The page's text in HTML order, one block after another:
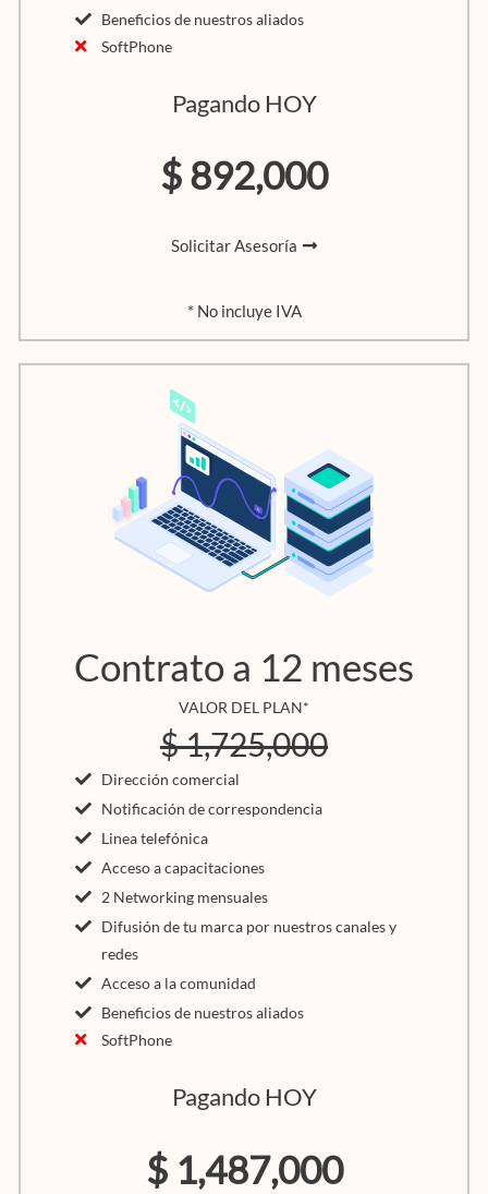
Beneficios de nuestros aliados
SoftPhone
Pagando HOY
$ 892,000
Solicitar Asesoría
* No incluye IVA
Contrato a 12 meses
VALOR DEL PLAN*
$ 1,725,000
Dirección comercial
Notificación de correspondencia
Linea telefónica
Acceso a capacitaciones
2 Networking mensuales
Difusión de tu marca por nuestros canales y
redes
Acceso a la comunidad
Beneficios de nuestros aliados
SoftPhone
Pagando HOY
$ 1,487,000